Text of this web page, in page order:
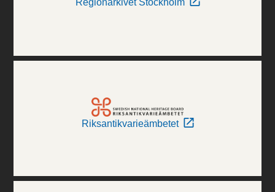
Regionarkivet Stockholm
Riksantikvarieämbetet